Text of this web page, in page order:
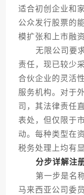
适合初创企业和
公众发行股票的
模扩张和上市融
无限公司要求
责任，现已较少
合伙企业的灵活
服务机构。对于
司，其法律责任
表处，但仅限于
动。每种类型在
税务处理上均有
分步详解注
第一步是名称
马来西亚公司委